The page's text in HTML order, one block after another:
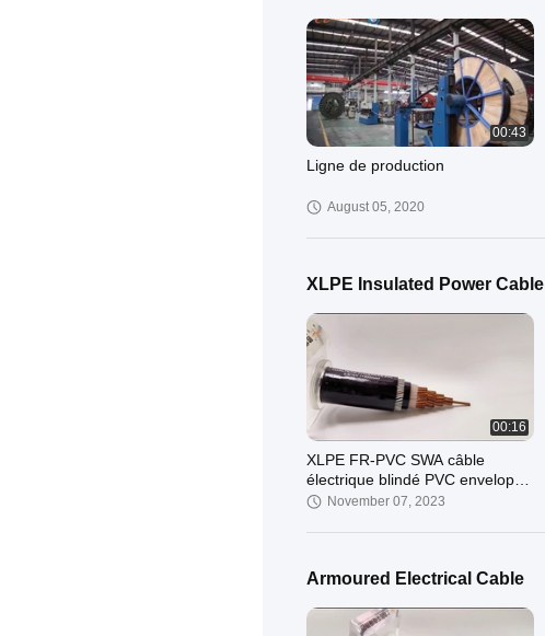
00:43
Ligne de production
August 05, 2020
XLPE Insulated Power Cable
00:16
XLPE FR-PVC SWA câble
électrique blindé PVC enveloppe
à noyau unique
November 07, 2023
Armoured Electrical Cable